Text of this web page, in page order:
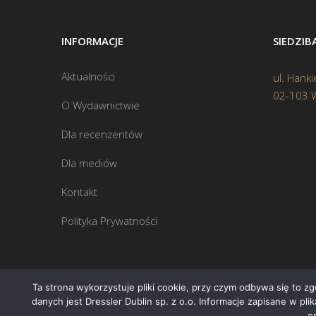
INFORMACJE
Aktualności
O Wydawnictwie
Dla recenzentów
Dla mediów
Kontakt
Polityka Prywatności
ul.
02-103
Ta strona wykorzystuje pliki cookie, przy czym odbywa się to
danych jest Dressler Dublin sp. z o.o. Informacje zapisane w